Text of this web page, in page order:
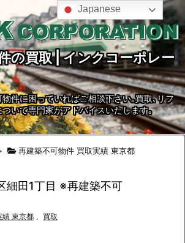
の買取 | インクコーポレー
件に困っていればご相談下さい｡買取､リフ
いて専門家がアドバイスいたします｡
再建築不可物件 買取実績 東京都
細田1丁目 ※再建築不可
績 東京都 , 買取
Japanese